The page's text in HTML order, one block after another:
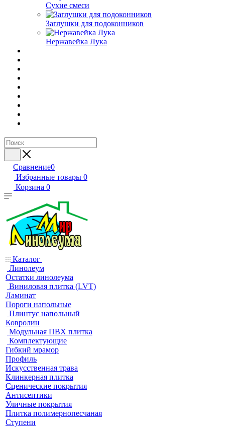
Сухие смеси
Заглушки для подоконников
Нержавейка Лука
Сравнение0
Избранные товары 0
Корзина 0
Каталог
Линолеум
Остатки линолеума
Виниловая плитка (LVT)
Ламинат
Пороги напольные
Плинтус напольный
Ковролин
Модульная ПВХ плитка
Комплектующие
Гибкий мрамор
Профиль
Искусственная трава
Клинкерная плитка
Сценические покрытия
Антисептики
Уличные покрытия
Плитка полимернопесчаная
Ступени